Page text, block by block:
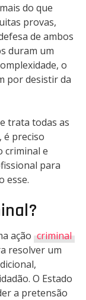
do que
provas,
de ambos
duram um
o
por desistir da
trata todas as
é preciso
criminal e
para
esse.
ação criminal
resolver um
O Estado
a pretensão